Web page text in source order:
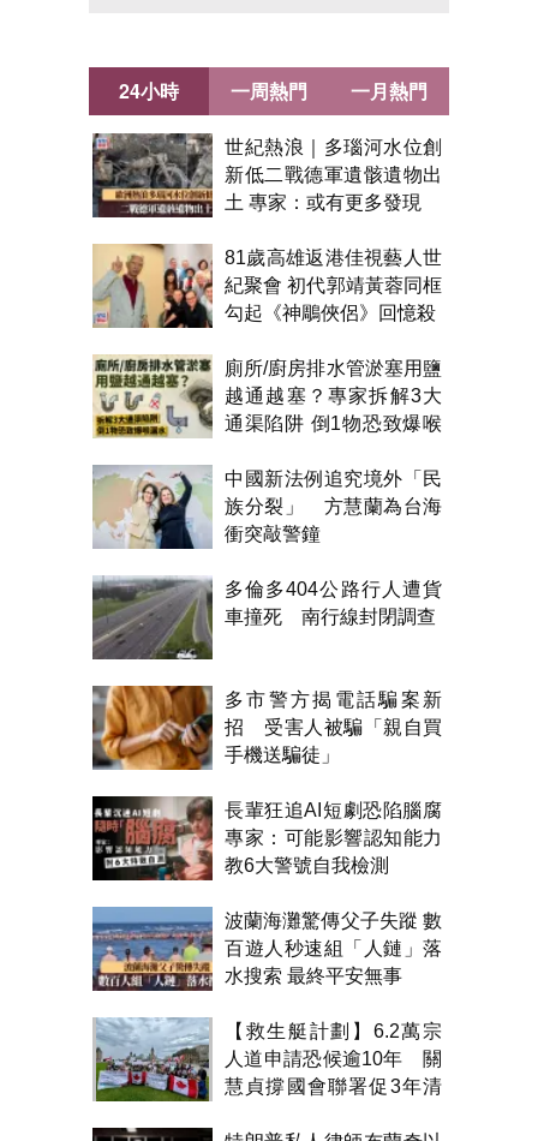
24小時
世紀熱浪｜多瑙河水位創
新低二戰德軍遺骸遺物出
土 專家：或有更多發現
81歲高雄返港佳視藝人世
紀聚會 初代郭靖黃蓉同框
勾起《神鵰俠侶》回憶殺
廁所/廚房排水管淤塞用鹽
越通越塞？專家拆解3大
通渠陷阱 倒1物恐致爆喉
中國新法例追究境外「民
族分裂」 方慧蘭為台海
衝突敲警鐘
多倫多404公路行人遭貨
車撞死 南行線封閉調查
多市警方揭電話騙案新
招 受害人被騙「親自買
手機送騙徒」
長輩狂追AI短劇恐陷腦腐
專家：可能影響認知能力
教6大警號自我檢測
波蘭海灘驚傳父子失蹤 數
百遊人秒速組「人鏈」落
水搜索 最終平安無事
【救生艇計劃】6.2萬宗
人道申請恐候逾10年 關
慧貞撐國會聯署促3年清
一周熱門 一月熱門